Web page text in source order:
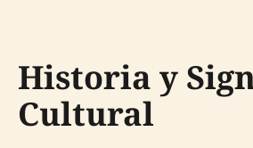
Historia y
Cultural